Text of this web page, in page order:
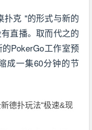
扑克 "的形式与新的
直播。取而代之的
PokerGo工作室预
成一集60分钟的节
德扑玩法“极速&现